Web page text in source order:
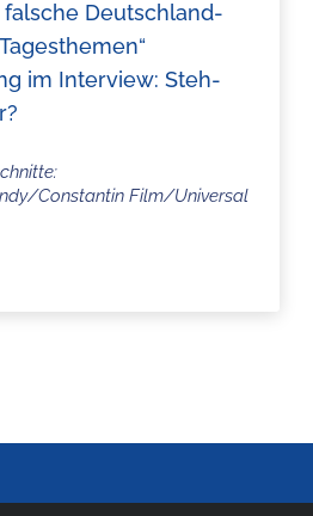
falsche Deutschland-
im Interview: Steh-
Constantin Film/Universal